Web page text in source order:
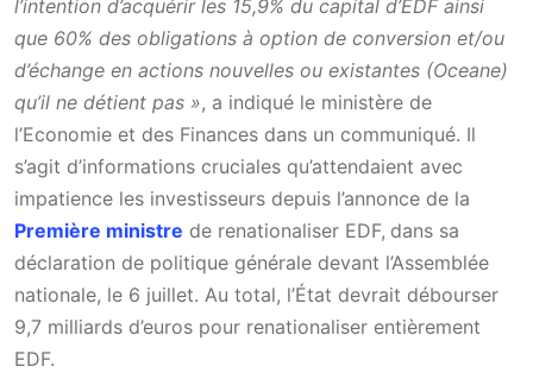
l’intention d’acquérir les 15,9% du capital d’EDF ainsi
que 60% des obligations à option de conversion et/ou
d’échange en actions nouvelles ou existantes (Oceane)
qu’il ne détient pas », a indiqué le ministère de
l’Economie et des Finances dans un communiqué. Il
s’agit d’informations cruciales qu’attendaient avec
impatience les investisseurs depuis l’annonce de la
Première ministre de renationaliser EDF, dans sa
déclaration de politique générale devant l’Assemblée
nationale, le 6 juillet. Au total, l’État devrait débourser
9,7 milliards d’euros pour renationaliser entièrement
EDF.